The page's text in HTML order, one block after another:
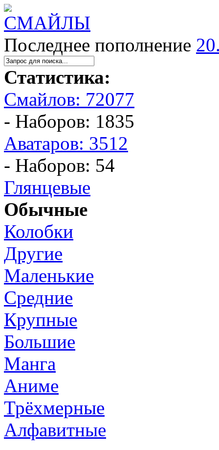
Последнее пополнение
Статистика:
Смайлов: 72077
- Наборов: 1835
Аватаров: 3512
- Наборов: 54
Глянцевые
Обычные
Колобки
Другие
Маленькие
Средние
Крупные
Большие
Манга
Аниме
Трёхмерные
Алфавитные